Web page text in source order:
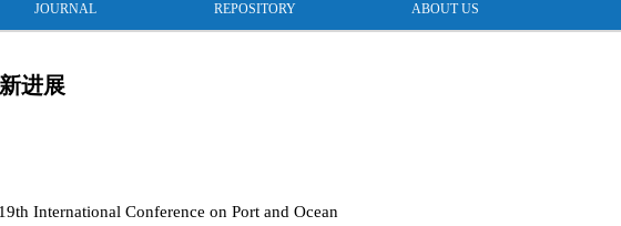
JOURNAL REPOSITORY ABOUT US
进展
International Conference on Port and Ocean